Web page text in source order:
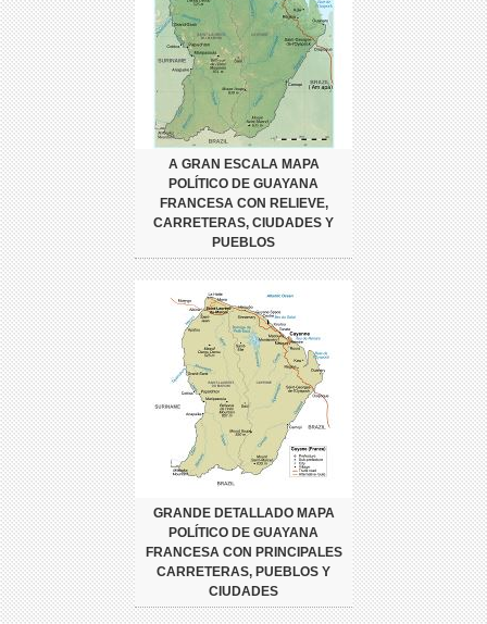
A GRAN ESCALA MAPA
POLÍTICO DE GUAYANA
FRANCESA CON RELIEVE,
CARRETERAS, CIUDADES Y
PUEBLOS
GRANDE DETALLADO MAPA
POLÍTICO DE GUAYANA
FRANCESA CON PRINCIPALES
CARRETERAS, PUEBLOS Y
CIUDADES